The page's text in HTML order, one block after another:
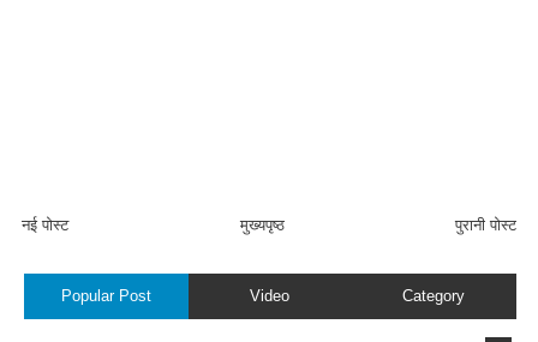
नई पोस्ट पुरानी पोस्ट
मुख्यपृष्ठ
Popular Post Video Category